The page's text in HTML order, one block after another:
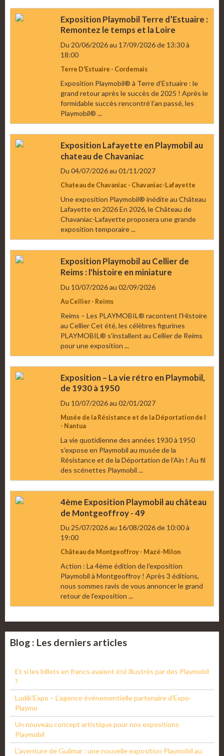
Exposition Playmobil Terre d’Estuaire :
Remontez le temps et la Loire
Du 20/06/2026au 17/09/2026de 13:30à
18:00
Terre D'Estuaire - Cordemais
Exposition Playmobil® à Terre d’Estuaire : le
grand retour après le succès de 2025 ! Après le
formidable succès rencontré l’an passé, les
Playmobil® ...
Exposition Lafayette en Playmobil au
chateau de Chavaniac
Du 04/07/2026au 01/11/2027
Chateau de Chavaniac - Chavaniac-Lafayette
Une exposition Playmobil® inédite au Château
Lafayette en 2026 En 2026, le Château de
Chavaniac-Lafayette proposera une grande
exposition temporaire ...
Exposition Playmobil au Cellier de
Reims : l'histoire en miniature
Du 10/07/2026au 02/09/2026
Au Cellier - Reims
Reims – Les PLAYMOBIL® racontent l'Histoire
au Cellier Cet été, les célèbres figurines
PLAYMOBIL® s'installent au Cellier de Reims
pour une exposition ...
Exposition – La vie rétro en Playmobil,
de 1930 à 1950
Du 10/07/2026au 02/01/2027
Musée de la Résistance et de la Déportation de l
- Nantua
La vie quotidienne des années 1930 à 1950
s’expose en Playmobil au musée de la
Résistance et de la Déportation de l’Ain ! Au fil
des scénettes Playmobil ...
4ème Exposition Playmobil au château
de Montgeoffroy - 49
Du 25/07/2026au 16/08/2026de 10:00à
19:00
Château de Montgeoffroy - Mazé-Milon
Action : La 4ème édition de l'exposition
Playmobil à Montgeoffroy ! Après 3 éditions,
nous sommes ravis de vous annoncer le grand
retour de l'exposition ...
Blog : Les derniers articles
Et si les billets en francs avaient été illustrés par des Playmobil
?
Ludik'Expo – L'agence événementielle partenaire d'Expo-
Playmo
Un nouveau concept artistique pour nos expositions
Playmobil
L'aventure de Guilmar : une nouvelle exposition Playmobil au